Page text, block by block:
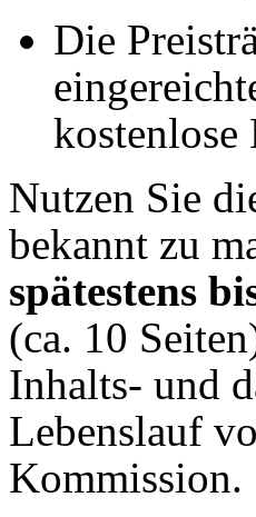
Die
Nutzen Sie
bekannt zu
spätestens
(ca. 10
Inhalts- und
Lebenslauf
Kommission.